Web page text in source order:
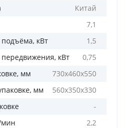
Китай
7,1
кВт
1,5
кВт
0,75
мм
730х460х550
мм
560х350х330
-
мин
2,2